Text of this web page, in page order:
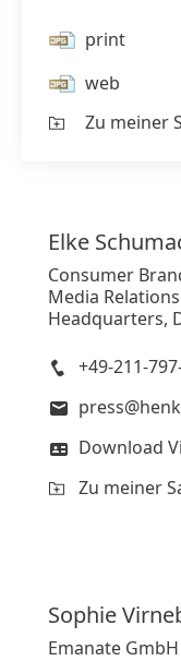
print
web
Zu meiner
Elke
Consumer
Media Relations
Headquarters,
+49-211-
Download
Zu meiner
Sophie
Emanate GmbH